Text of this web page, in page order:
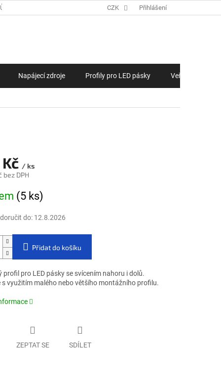
ZAKÁZKOVÁ VÝROBA LED PÁSKŮ, LED MODULŮ NA MÍRU
CZK Přihlášení
Napájecí zdroje Profily pro LED pásky Veřejné
/ ks
bez DPH
(5 ks)
do: 12.8.2026
Přidat do košíku
profil pro LED pásky se svícením nahoru i dolů.
s využitím malého nebo většího montážního profilu.
ZEPTAT SE SDÍLET